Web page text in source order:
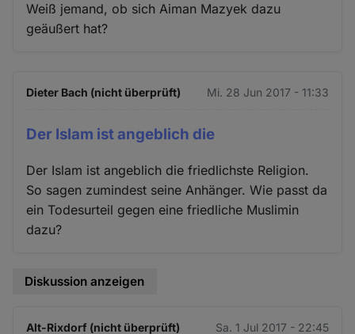
Weiß jemand, ob sich Aiman Mazyek dazu
geäußert hat?
Dieter Bach (nicht überprüft) Mi. 28 Jun 2017 - 11:33
Der Islam ist angeblich die
Der Islam ist angeblich die friedlichste Religion.
So sagen zumindest seine Anhänger. Wie passt da
ein Todesurteil gegen eine friedliche Muslimin
dazu?
Diskussion anzeigen
Alt-Rixdorf (nicht überprüft) Sa. 1 Jul 2017 - 22:45